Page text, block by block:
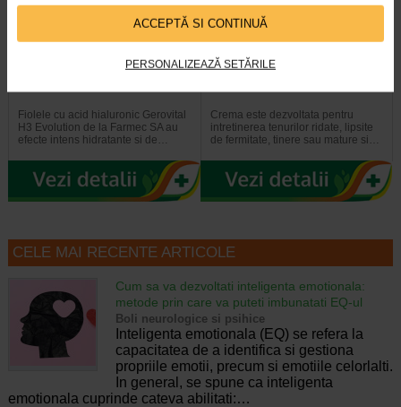
ACCEPTĂ SI CONTINUĂ
PERSONALIZEAZĂ SETĂRILE
Gerovital H3 Evolution fiole cu
Fiolele cu acid hialuronic Gerovital
H3 Evolution de la Farmec SA au
efecte intens hidratante si de…
GH3 Derma+ Crema antirid si
Crema este dezvoltata pentru
intretinerea tenurilor ridate, lipsite
de fermitate, tinere sau mature si…
CELE MAI RECENTE ARTICOLE
Cum sa va dezvoltati inteligenta emotionala:
metode prin care va puteti imbunatati EQ-ul
Boli neurologice si psihice
Inteligenta emotionala (EQ) se refera la
capacitatea de a identifica si gestiona
propriile emotii, precum si emotiile celorlalti.
In general, se spune ca inteligenta
emotionala cuprinde cateva abilitati:…